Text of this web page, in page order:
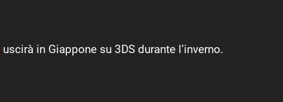
uscirà in Giappone su 3DS durante l’inverno.